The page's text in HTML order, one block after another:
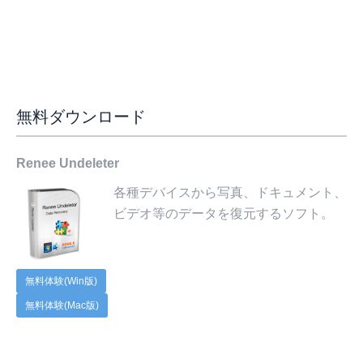
無料ダウンロード
Renee Undeleter
各種デバイスから写真、ドキュメント、
ビデオ等のデータを復元するソフト。
無料体験(Win版)
無料体験(Mac版)